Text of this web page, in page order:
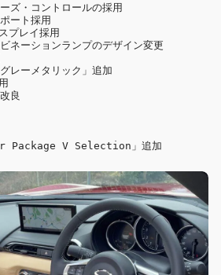
ズ・コントロールの採用
ート採用
プレイ採用
ネーションランプのデザイン変更
レーメタリック」追加
良
Package V Selection」追加